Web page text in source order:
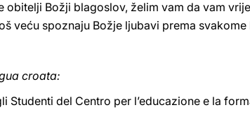
obitelji Božji blagoslov, želim vam da vam
veću spoznaju Božje ljubavi prema
croata:
Studenti del Centro per l’educazione e la